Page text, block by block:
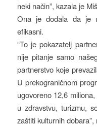
neki način”, kazala je
Ona je dodala da je
efikasni.
“To je pokazatelj
nije pitanje samo
partnerstvo koje
U prekograničnom
ugovoreno 12,6
u zdravstvu, turizmu,
zaštiti kulturnih